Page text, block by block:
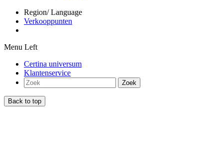
Region/ Language
Verkooppunten
Menu Left
Certina universum
Klantenservice
Zoek
Back to top